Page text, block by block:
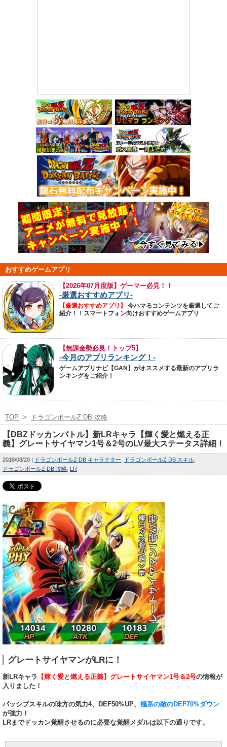
おすすめゲームアプリ
【2026年07月度版】ゲーマー必見！！
-厳選おすすめアプリ-
【厳選おすすめアプリ】
今ハマるコンテンツを厳選してご
紹介！！スマートフォン向けおすすめゲームアプリ
【無課金勢必見！トップ5】
-今月のアプリランキング！-
ゲームアプリナビ【GAN】がオススメする最新のアプリラ
ンキングをご紹介！
TOP > ドラゴンボールZ DB 攻略
【DBZドッカンバトル】新LRキャラ【輝く愛と燃える正
義】グレートサイヤマン1号＆2号のLV最大ステータス詳細！
2018/08/20 ドラゴンボールZ DB キャラクター
ドラゴンボールZ DB スキル
ドラゴンボールZ DB 攻略 LR
グレートサイヤマンがLRに！
新LRキャラ 【輝く愛と燃える正義】グレートサイヤマン1号＆2号の情報が
入りました！
パッシブスキルの味方の気力4、DEF50%UP、 極系の敵のDEF70%ダウン
が強力！
LRまでドッカン覚醒させるのに必要な覚醒メダルは以下の通りです。